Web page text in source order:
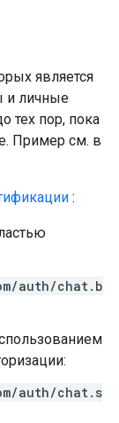
является
и личные
тех пор, пока
Пример см. в
:
auth/chat.b
auth/chat.s